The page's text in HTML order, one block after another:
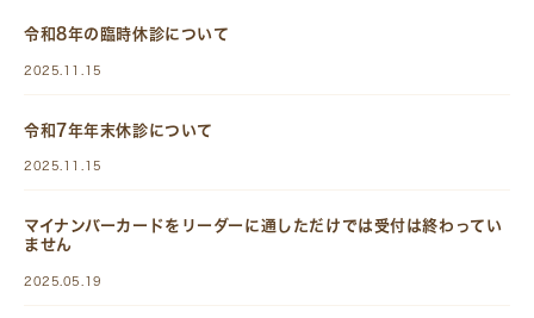
令和8年の臨時休診について
2025.11.15
令和7年年末休診について
2025.11.15
マイナンバーカードをリーダーに通しただけでは受付は終わってい
ません
2025.05.19